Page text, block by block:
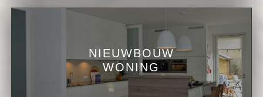
NIEUWBOUW
WONING